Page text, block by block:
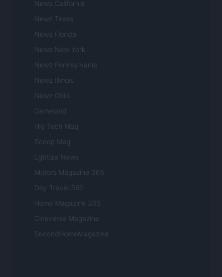
Newz California
Newz Texas
Newz Florida
Newz New York
Newz Pennsylvania
Newz Illinois
Newz Ohio
Gameland
Hig Tech Mag
Scoop Mag
Lgbtqia News
Motors Magazine 365
Day Travel 365
Home Magazine 365
Cineverse Magazine
SecondHomeMagazine